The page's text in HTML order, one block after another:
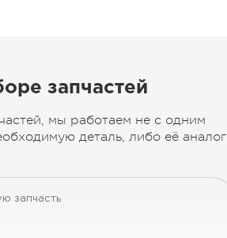
запчастей
мы работаем не с одним
деталь, либо её аналог